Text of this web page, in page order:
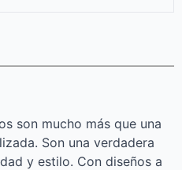
son mucho más que una
Son una verdadera
y estilo. Con diseños a